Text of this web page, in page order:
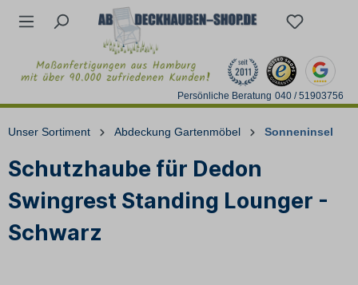
Persönliche Beratung 040 / 51903756
Unser Sortiment Abdeckung Gartenmöbel Sonneninsel
Schutzhaube für Dedon
Swingrest Standing Lounger -
Schwarz